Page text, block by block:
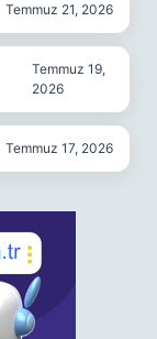
Temmuz 21, 2026
Temmuz 19,
2026
Temmuz 17, 2026